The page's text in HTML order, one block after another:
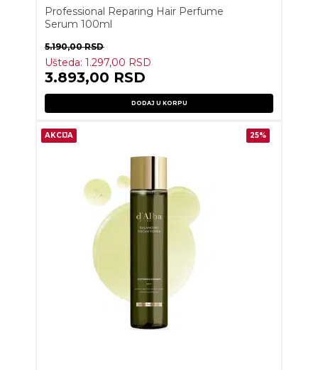
Professional Reparing Hair Perfume
Serum 100ml
5.190,00RSD
Ušteda:1.297,00 RSD
3.893,00 RSD
DODAJ U KORPU
AKCIJA 25%